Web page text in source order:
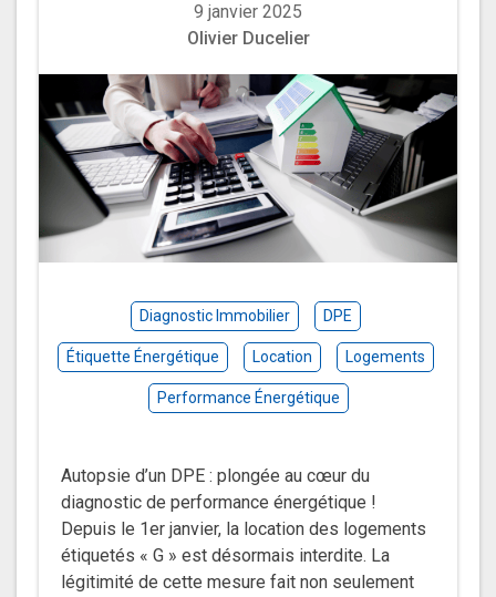
9 janvier 2025
Olivier Ducelier
Diagnostic Immobilier DPE
Étiquette Énergétique Location Logements
Performance Énergétique
Autopsie d’un DPE : plongée au cœur du
diagnostic de performance énergétique !
Depuis le 1er janvier, la location des logements
étiquetés « G » est désormais interdite. La
légitimité de cette mesure fait non seulement